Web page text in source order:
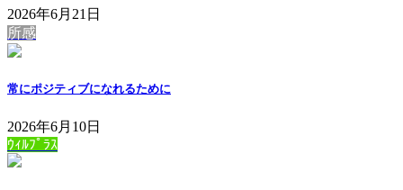
2026年6月21日
所感
常にポジティブになれるために
2026年6月10日
ｳｨﾙﾌﾟﾗｽ